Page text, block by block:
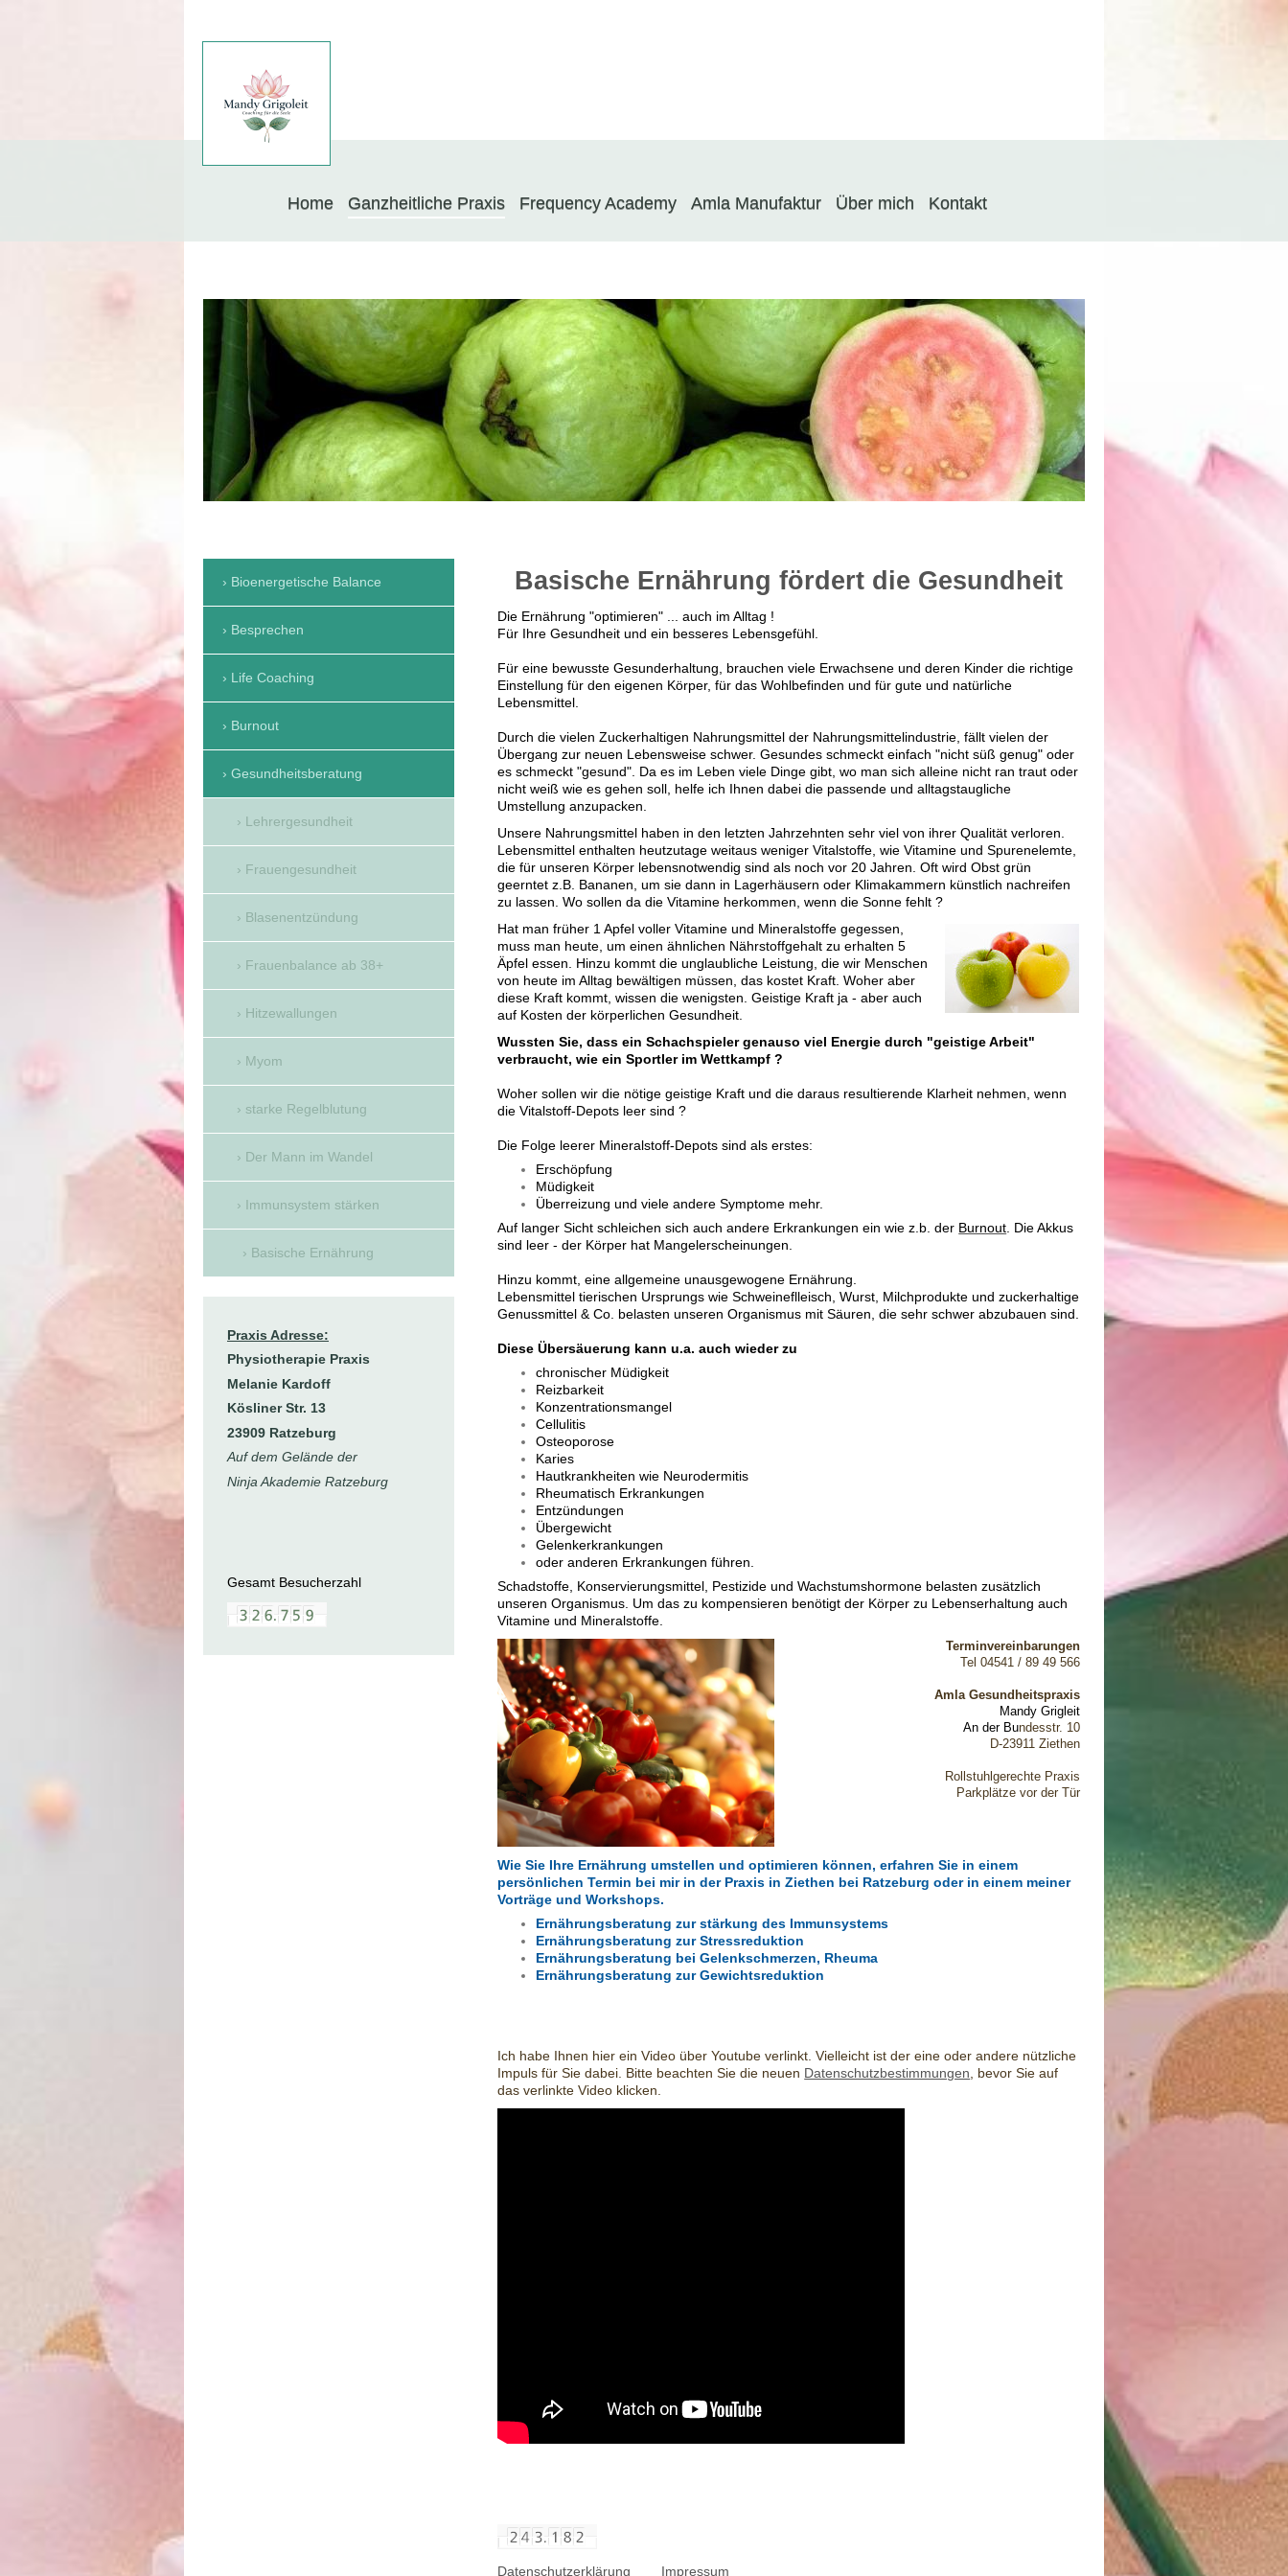
Home Ganzheitliche Praxis Frequency Academy Amla Manufaktur Über mich Kontakt
Basische Ernährung fördert die Gesundheit
Die Ernährung "optimieren" ... auch im Alltag !
Für Ihre Gesundheit und ein besseres Lebensgefühl.
Für eine bewusste Gesunderhaltung, brauchen viele Erwachsene und deren Kinder die richtige
Einstellung für den eigenen Körper, für das Wohlbefinden und für gute und natürliche
Lebensmittel.
Durch die vielen Zuckerhaltigen Nahrungsmittel der Nahrungsmittelindustrie, fällt vielen der
Übergang zur neuen Lebensweise schwer. Gesundes schmeckt einfach "nicht süß genug" oder
es schmeckt "gesund". Da es im Leben viele Dinge gibt, wo man sich alleine nicht ran traut oder
nicht weiß wie es gehen soll, helfe ich Ihnen dabei die passende und alltagstaugliche
Umstellung anzupacken.
Unsere Nahrungsmittel haben in den letzten Jahrzehnten sehr viel von ihrer Qualität verloren.
Lebensmittel enthalten heutzutage weitaus weniger Vitalstoffe, wie Vitamine und Spurenelemte,
die für unseren Körper lebensnotwendig sind als noch vor 20 Jahren. Oft wird Obst grün
geerntet z.B. Bananen, um sie dann in Lagerhäusern oder Klimakammern künstlich nachreifen
zu lassen. Wo sollen da die Vitamine herkommen, wenn die Sonne fehlt ?
Hat man früher 1 Apfel voller Vitamine und Mineralstoffe gegessen,
muss man heute, um einen ähnlichen Nährstoffgehalt zu erhalten 5
Äpfel essen. Hinzu kommt die unglaubliche Leistung, die wir Menschen
von heute im Alltag bewältigen müssen, das kostet Kraft. Woher aber
diese Kraft kommt, wissen die wenigsten. Geistige Kraft ja - aber auch
auf Kosten der körperlichen Gesundheit.
Wussten Sie, dass ein Schachspieler genauso viel Energie durch "geistige Arbeit"
verbraucht, wie ein Sportler im Wettkampf ?
Woher sollen wir die nötige geistige Kraft und die daraus resultierende Klarheit nehmen, wenn
die Vitalstoff-Depots leer sind ?
Die Folge leerer Mineralstoff-Depots sind als erstes:
Erschöpfung
Müdigkeit
Überreizung und viele andere Symptome mehr.
Auf langer Sicht schleichen sich auch andere Erkrankungen ein wie z.b. der Burnout. Die Akkus
sind leer - der Körper hat Mangelerscheinungen.
Hinzu kommt, eine allgemeine unausgewogene Ernährung.
Lebensmittel tierischen Ursprungs wie Schweineflleisch, Wurst, Milchprodukte und zuckerhaltige
Genussmittel & Co. belasten unseren Organismus mit Säuren, die sehr schwer abzubauen sind.
Diese Übersäuerung kann u.a. auch wieder zu
chronischer Müdigkeit
Reizbarkeit
Konzentrationsmangel
Cellulitis
Osteoporose
Karies
Hautkrankheiten wie Neurodermitis
Rheumatisch Erkrankungen
Entzündungen
Übergewicht
Gelenkerkrankungen
oder anderen Erkrankungen führen.
Schadstoffe, Konservierungsmittel, Pestizide und Wachstumshormone belasten zusätzlich
unseren Organismus. Um das zu kompensieren benötigt der Körper zu Lebenserhaltung auch
Vitamine und Mineralstoffe.
Terminvereinbarungen
Tel 04541 / 89 49 566
Amla Gesundheitspraxis
Mandy Grigleit
An der Bundesstr. 10
D-23911 Ziethen
Rollstuhlgerechte Praxis
Parkplätze vor der Tür
Wie Sie Ihre Ernährung umstellen und optimieren können, erfahren Sie in einem
persönlichen Termin bei mir in der Praxis in Ziethen bei Ratzeburg oder in einem meiner
Vorträge und Workshops.
Ernährungsberatung zur stärkung des Immunsystems
Ernährungsberatung zur Stressreduktion
Ernährungsberatung bei Gelenkschmerzen, Rheuma
Ernährungsberatung zur Gewichtsreduktion
Ich habe Ihnen hier ein Video über Youtube verlinkt. Vielleicht ist der eine oder andere nützliche
Impuls für Sie dabei. Bitte beachten Sie die neuen Datenschutzbestimmungen, bevor Sie auf
das verlinkte Video klicken.
Datenschutzerklärung Impressum
Bioenergetische Balance
Besprechen
Life Coaching
Burnout
Gesundheitsberatung
Lehrergesundheit
Frauengesundheit
Blasenentzündung
Frauenbalance ab 38+
Hitzewallungen
Myom
starke Regelblutung
Der Mann im Wandel
Immunsystem stärken
Basische Ernährung
Praxis Adresse:
Physiotherapie Praxis
Melanie Kardoff
Kösliner Str. 13
23909 Ratzeburg
Auf dem Gelände der
Ninja Akademie Ratzeburg
Gesamt Besucherzahl